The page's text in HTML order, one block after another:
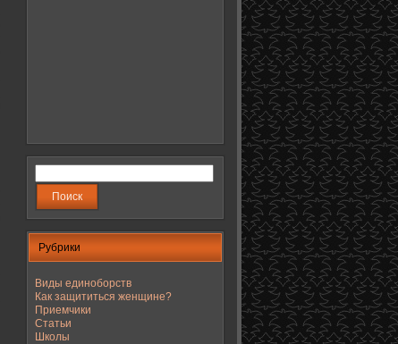
Рубрики
Виды единоборств
Как защититься женщине?
Приемчики
Статьи
Школы